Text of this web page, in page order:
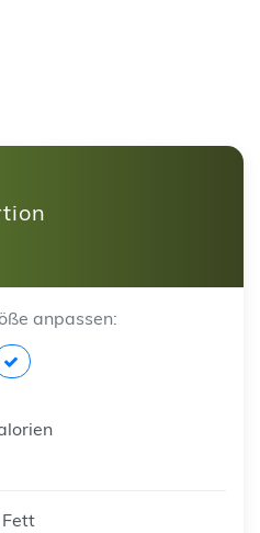
anpassen:
Fett